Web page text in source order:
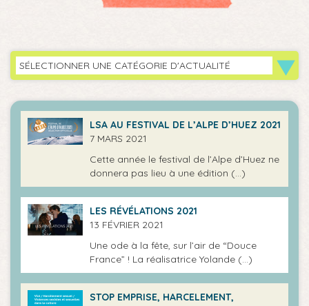
SÉLECTIONNER UNE CATÉGORIE D'ACTUALITÉ
LSA AU FESTIVAL DE L’ALPE D’HUEZ 2021
7 MARS 2021
Cette année le festival de l’Alpe d’Huez ne
donnera pas lieu à une édition (…)
LES RÉVÉLATIONS 2021
13 FÉVRIER 2021
Une ode à la fête, sur l’air de “Douce
France” ! La réalisatrice Yolande (…)
STOP EMPRISE, HARCELEMENT,